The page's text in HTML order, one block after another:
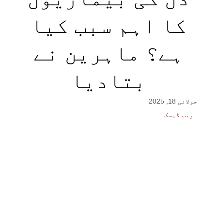
کا اہم سبب کیا
ہے؟ ماہرین نے
بتادیا
جولائی 18, 2025
ویب ڈیسک